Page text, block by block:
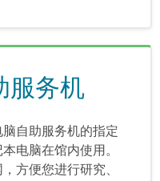
服务机
自助服务机的指定
电脑在馆内使用。
方便您进行研究、